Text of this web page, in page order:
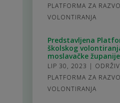
PLATFORMA ZA
VOLONTIRANJA
Predstavljena
školskog
moslavačke županije
LIP 30, 2023 |
PLATFORMA ZA
VOLONTIRANJA